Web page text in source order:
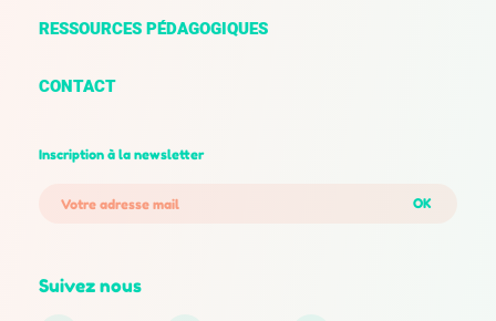
RESSOURCES PÉDAGOGIQUES
CONTACT
Inscription à la newsletter
OK
Suivez nous